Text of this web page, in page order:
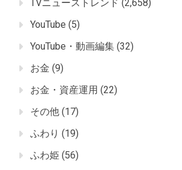
TVニューストレンド (2,658)
YouTube (5)
YouTube・動画編集 (32)
お金 (9)
お金・資産運用 (22)
その他 (17)
ふわり (19)
ふわ姫 (56)